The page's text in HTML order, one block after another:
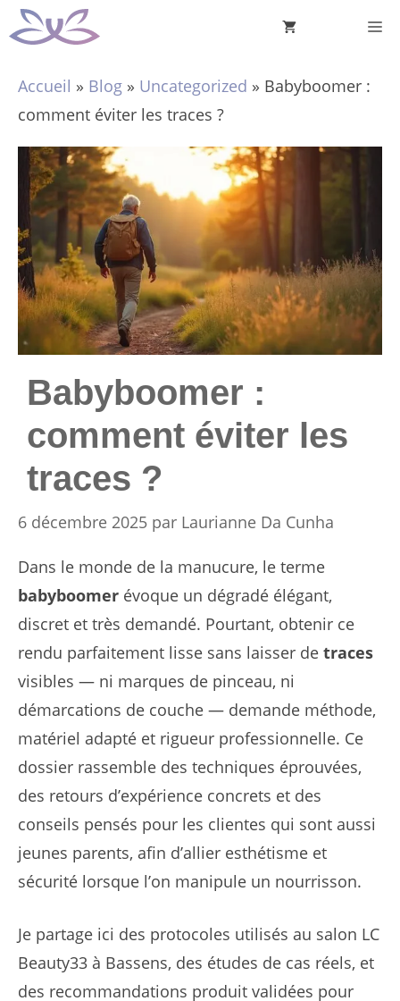
Aller
au
Accueil » Blog » Uncategorized » Babyboomer :
comment éviter les traces ?
Babyboomer :
comment éviter les
traces ?
6 décembre 2025 par Laurianne Da Cunha
Dans le monde de la manucure, le terme
babyboomer évoque un dégradé élégant,
discret et très demandé. Pourtant, obtenir ce
rendu parfaitement lisse sans laisser de traces
visibles — ni marques de pinceau, ni
démarcations de couche — demande méthode,
matériel adapté et rigueur professionnelle. Ce
dossier rassemble des techniques éprouvées,
des retours d’expérience concrets et des
conseils pensés pour les clientes qui sont aussi
jeunes parents, afin d’allier esthétisme et
sécurité lorsque l’on manipule un nourrisson.
Je partage ici des protocoles utilisés au salon LC
Beauty33 à Bassens, des études de cas réels, et
des recommandations produit validées pour